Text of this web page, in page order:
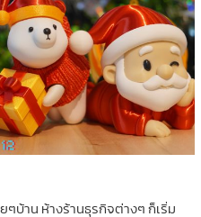
บ้าน ห้างร้านธุรกิจต่างๆ ก็เริ่ม